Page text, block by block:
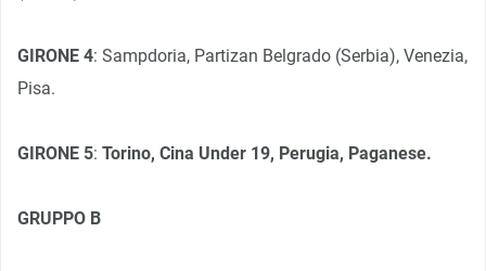
GIRONE 4: Sampdoria, Partizan Belgrado (Serbia), Venezia,
Pisa.
GIRONE 5: Torino, Cina Under 19, Perugia, Paganese.
GRUPPO B